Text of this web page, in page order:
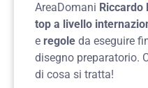
AreaDomani Riccardo
top a livello
e regole da eseguire
disegno preparatorio.
di cosa si tratta!